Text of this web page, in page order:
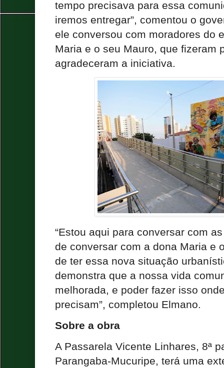
tempo precisava para essa
iremos entregar”, comentou o
ele conversou com moradores do
Maria e o seu Mauro, que fizeram
agradeceram a iniciativa.
“Estou aqui para conversar com
de conversar com a dona Maria e
de ter essa nova situação
demonstra que a nossa vida
melhorada, e poder fazer isso
precisam”, completou Elmano.
Sobre a obra
A Passarela Vicente Linhares, 8ª
Parangaba-Mucuripe, terá uma